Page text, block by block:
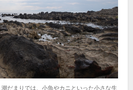
だまりでは、小魚やカニといった小さな生